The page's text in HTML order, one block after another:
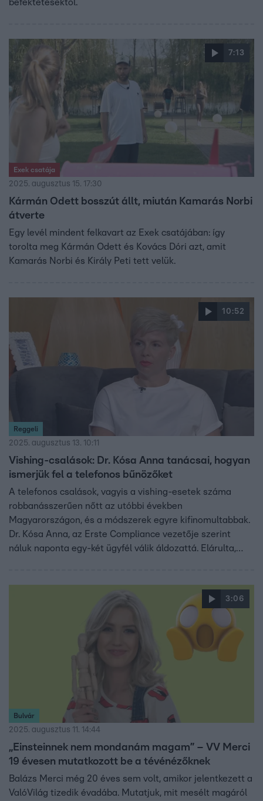
befektetésektől.
7:13
Exek csatája
2025. augusztus 15. 17:30
Kármán Odett bosszút állt, miután Kamarás Norbi
átverte
Egy levél mindent felkavart az Exek csatájában: így
torolta meg Kármán Odett és Kovács Dóri azt, amit
Kamarás Norbi és Király Peti tett velük.
10:52
Reggeli
2025. augusztus 13. 10:11
Vishing-csalások: Dr. Kósa Anna tanácsai, hogyan
ismerjük fel a telefonos bűnözőket
A telefonos csalások, vagyis a vishing-esetek száma
robbanásszerűen nőtt az utóbbi években
Magyarországon, és a módszerek egyre kifinomultabbak.
Dr. Kósa Anna, az Erste Compliance vezetője szerint
náluk naponta egy-két ügyfél válik áldozattá. Elárulta,
„biztonsági számla”, és egy bank soha nem kér
3:06
Bulvár
2025. augusztus 11. 14:44
„Einsteinnek nem mondanám magam” – VV Merci
19 évesen mutatkozott be a tévénézőknek
Balázs Merci még 20 éves sem volt, amikor jelentkezett a
ValóVilág tizedik évadába. Mutatjuk, mit mesélt magáról